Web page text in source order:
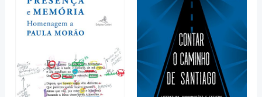
original
era:
30,00 €.
atual
é:
27,00 €.
original
era:
16,00 €.
atual
14,40 €.